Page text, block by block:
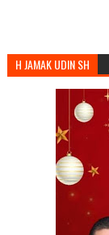
H JAMAK UDIN SH